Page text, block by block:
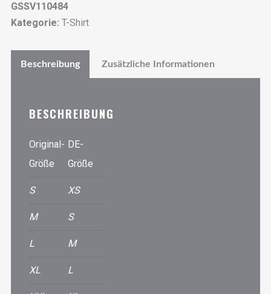
GSSV110484
Kategorie: T-Shirt
Beschreibung Zusätzliche Informationen
BESCHREIBUNG
Original-
Größe
DE-
Größe
S XS
M S
L M
XL L